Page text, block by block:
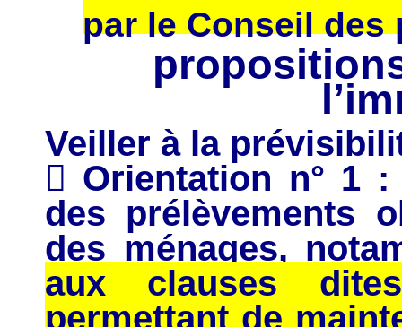
par le Conseil des
Veiller à la
 Orientation n° 1
des prélèvements
des ménages,
aux clauses
permettant de